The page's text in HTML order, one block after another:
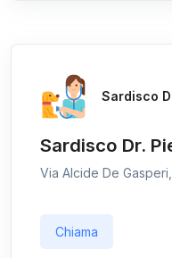
Sardisco
Sardisco Dr.
Via Alcide De
Chiama